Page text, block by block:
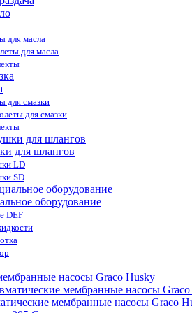
для масла
для масла
для смазки
для смазки
для шлангов
LD
SD
оборудование
DEF
насосы Graco Husky
мембранные насосы Graco